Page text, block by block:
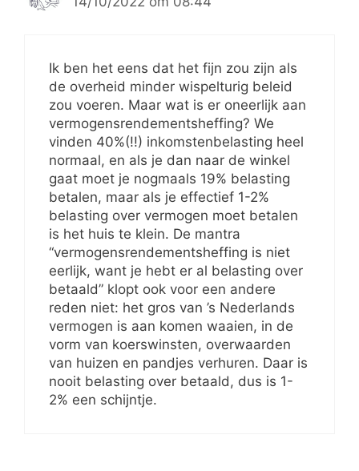
Ik ben het eens dat het fijn zou zijn als
de overheid minder wispelturig beleid
zou voeren. Maar wat is er oneerlijk aan
vermogensrendementsheffing? We
vinden 40%(!!) inkomstenbelasting heel
normaal, en als je dan naar de winkel
gaat moet je nogmaals 19% belasting
betalen, maar als je effectief 1-2%
belasting over vermogen moet betalen
is het huis te klein. De mantra
“vermogensrendementsheffing is niet
eerlijk, want je hebt er al belasting over
betaald” klopt ook voor een andere
reden niet: het gros van ’s Nederlands
vermogen is aan komen waaien, in de
vorm van koerswinsten, overwaarden
van huizen en pandjes verhuren. Daar is
nooit belasting over betaald, dus is 1-
2% een schijntje.